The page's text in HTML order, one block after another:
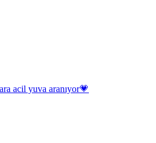
acil yuva aranıyor💗